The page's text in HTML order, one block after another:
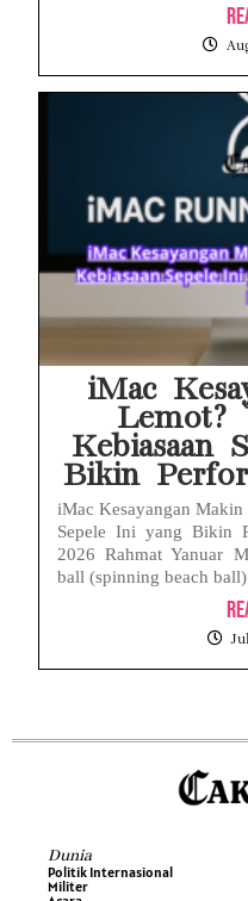
iMac
Lemot?
Kebiasaan
Bikin
iMac Kesayangan Makin
Sepele Ini yang Bikin
2026 Rahmat Yanuar
ball (spinning beach
Dunia
Politik Internasional
Militer